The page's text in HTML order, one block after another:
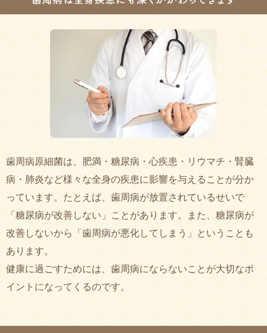
歯周病原細菌は、肥満・糖尿病・心疾患・リウマチ・腎臓
病・肺炎など様々な全身の疾患に影響を与えることが分か
っています。 たとえば、歯周病が放置されているせいで
「糖尿病が改善しない」ことがあります。また、糖尿病が
改善しないから「歯周病が悪化してしまう」ということも
あります。
健康に過ごすためには、歯周病にならないことが大切なポ
イントになってくるのです。